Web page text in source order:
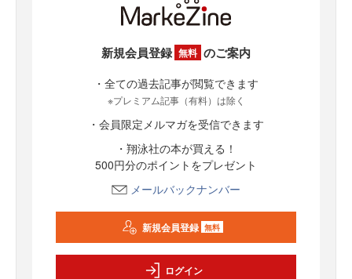
新規会員登録 無料 のご案内
・全ての過去記事が閲覧できます
※プレミアム記事（有料）は除く
・会員限定メルマガを受信できます
・翔泳社の本が買える！
500円分のポイントをプレゼント
メールバックナンバー
新規会員登録 無料
ログイン